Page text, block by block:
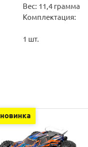
Вес: 11,4 грамма
Комплектация:
1 шт.
новинка